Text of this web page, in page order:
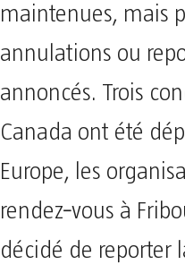
maintenues, mais
annulations ou
annoncés. Trois
Canada ont été
Europe, les
rendez‑vous à
décidé de reporter